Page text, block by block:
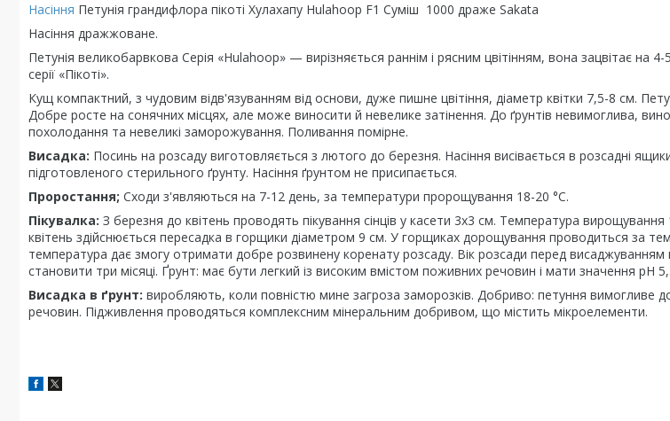
Насіння Петунія грандифлора пікоті Хулахапу Hulahoop F1 Суміш 1000 драже Sakata
Насіння дражжоване.
Петунія великобарвкова Серія «Hulahoop» — вирізняється раннім і рясним цвітінням, вона зацвітає на 4-
серії «Пікоті».
Кущ компактний, з чудовим відв'язуванням від основи, дуже пишне цвітіння, діаметр квітки 7,5-8 см.
Добре росте на сонячних місцях, але може виносити й невелике затінення. До ґрунтів невимоглива,
похолодання та невеликі заморожування. Поливання помірне.
Висадка: Посинь на розсаду виготовляється з лютого до березня. Насіння висівається в розсадні
підготовленого стерильного ґрунту. Насіння ґрунтом не присипається.
Проростання; Сходи з'являються на 7-12 день, за температури пророщування 18-20 °C.
Пікувалка: З березня до квітень проводять пікування сінців у касети 3x3 см. Температура
квітень здійснюється пересадка в горщики діаметром 9 см. У горщиках дорощування проводиться за
температура дає змогу отримати добре розвинену коренату розсаду. Вік розсади перед висаджуванням
становити три місяці. Ґрунт: має бути легкий із високим вмістом поживних речовин і мати значення pH
Висадка в ґрунт: виробляють, коли повністю мине загроза заморозків. Добриво: петуння вимогливе
речовин. Підживлення проводяться комплексним мінеральним добривом, що містить мікроелементи.